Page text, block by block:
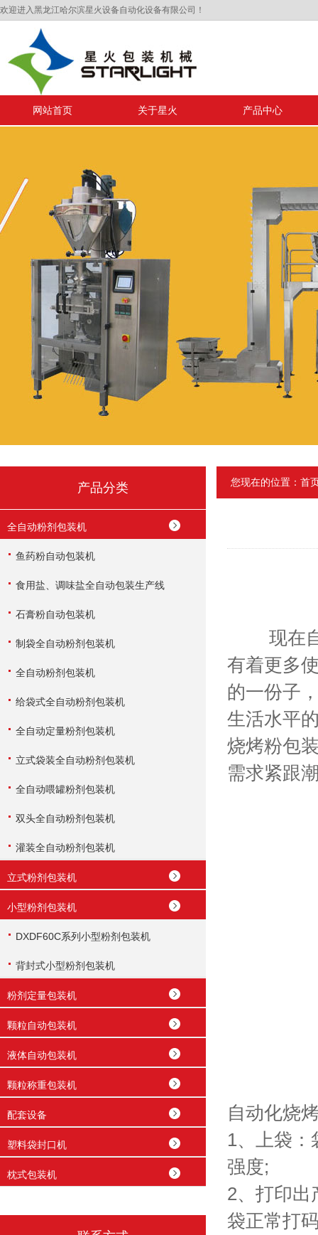
欢迎进入黑龙江哈尔滨星火设备自动化设备有限公司！
网站首页 关于星火 产品中心
产品分类
全自动粉剂包装机
鱼药粉自动包装机
食用盐、调味盐全自动包装生产线
石膏粉自动包装机
制袋全自动粉剂包装机
全自动粉剂包装机
给袋式全自动粉剂包装机
全自动定量粉剂包装机
立式袋装全自动粉剂包装机
全自动喂罐粉剂包装机
双头全自动粉剂包装机
灌装全自动粉剂包装机
立式粉剂包装机
小型粉剂包装机
DXDF60C系列小型粉剂包装机
背封式小型粉剂包装机
粉剂定量包装机
颗粒自动包装机
液体自动包装机
颗粒称重包装机
配套设备
塑料袋封口机
枕式包装机
您现在的位置： 首
现在自
有着更多
的一份子
生活水平
烧烤粉包
需求紧跟
自动化烧
1、上袋
强度;
2、打印出
袋正常打